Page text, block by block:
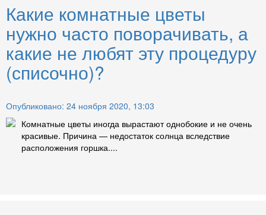
Какие комнатные цветы
нужно часто поворачивать, а
какие не любят эту процедуру
(списочно)?
Опубликовано: 24 ноября 2020, 13:03
Комнатные цветы иногда вырастают однобокие и не очень
красивые. Причина — недостаток солнца вследствие
расположения горшка....